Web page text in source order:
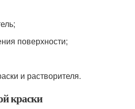
поверхности;
и растворителя.
краски